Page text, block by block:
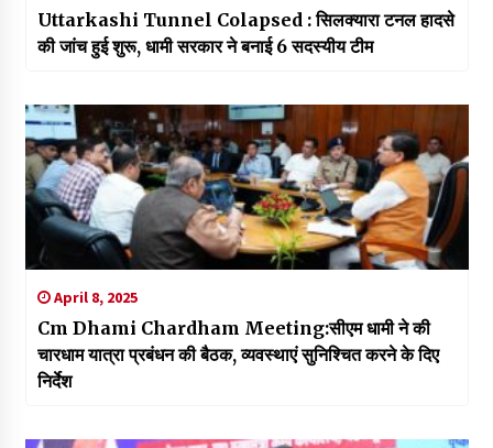
Uttarkashi Tunnel Colapsed : सिलक्यारा टनल हादसे
की जांच हुई शुरू, धामी सरकार ने बनाई 6 सदस्यीय टीम
April 8, 2025
Cm Dhami Chardham Meeting:सीएम धामी ने की
चारधाम यात्रा प्रबंधन की बैठक, व्यवस्थाएं सुनिश्चित करने के दिए
निर्देश